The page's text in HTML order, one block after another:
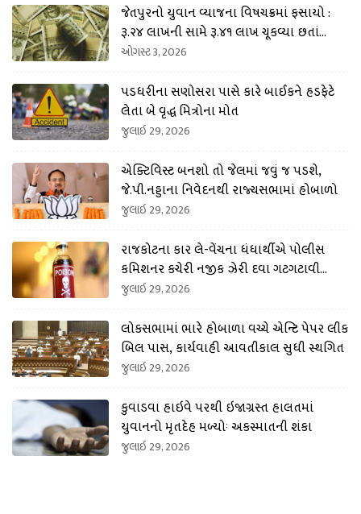
જેતપુરનો યુવાન વ્યાજના વિષચક્રમાં ફસાયો :
રૂ.૨૪ લાખની સામે રૂ.૪૧ લાખ ચૂકવ્યા છતાં
ધમકી અપાતી
ઓગસ્ટ 3, 2026
પડધરીના સણોસરા પાસે કારે બાઈકને હડફેટે
લેતા બે વૃદ્ધ મિત્રોના મોત
જુલાઇ 29, 2026
એક્ટિવિસ્ટ બનશો તો જેલમાં જવું જ પડશે,
જે.પી.નડ્ડાના નિવેદનથી રાજ્યસભામાં હોબાળો
જુલાઇ 29, 2026
રાજકોટના કાર લે-વેંચના ધંધાર્થીએ પોલીસ
કમિશનર કચેરી નજીક ઝેરી દવા ગટગટાવી
લીધી
જુલાઇ 29, 2026
લોકસભામાં ભારે હોબાળા વચ્ચે એન્ટિ પેપર લીક
બિલ પાસ, કાર્યવાહી આવતીકાલ સુધી સ્થગિત
જુલાઇ 29, 2026
કુવાડવા હાઇવે પરથી ઇજાગ્રસ્ત હાલતમાં
યુવાનનો મૃતદેહ મળ્યોઃ અકસ્માતની શંકા
જુલાઇ 29, 2026